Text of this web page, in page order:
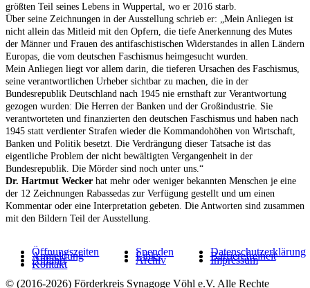
größten Teil seines Lebens in Wuppertal, wo er 2016 starb.
Über seine Zeichnungen in der Ausstellung schrieb er: „Mein Anliegen ist
nicht allein das Mitleid mit den Opfern, die tiefe Anerkennung des Mutes
der Männer und Frauen des antifaschistischen Widerstandes in allen Ländern
Europas, die vom deutschen Faschismus heimgesucht wurden.
Mein Anliegen liegt vor allem darin, die tieferen Ursachen des Faschismus,
seine verantwortlichen Urheber sichtbar zu machen, die in der
Bundesrepublik Deutschland nach 1945 nie ernsthaft zur Verantwortung
gezogen wurden: Die Herren der Banken und der Großindustrie. Sie
verantworteten und finanzierten den deutschen Faschismus und haben nach
1945 statt verdienter Strafen wieder die Kommandohöhen von Wirtschaft,
Banken und Politik besetzt. Die Verdrängung dieser Tatsache ist das
eigentliche Problem der nicht bewältigten Vergangenheit in der
Bundesrepublik. Die Mörder sind noch unter uns.“
Dr. Hartmut Wecker hat mehr oder weniger bekannten Menschen je eine
der 12 Zeichnungen Rabassedas zur Verfügung gestellt und um einen
Kommentar oder eine Interpretation gebeten. Die Antworten sind zusammen
mit den Bildern Teil der Ausstellung.
Öffnungszeiten
Anmeldung
Anfahrt
Kontakt
Spenden
Links
Archiv
Datenschutzerklärung
Barrierefreiheit
Impressum
© (2016-2026) Förderkreis Synagoge Vöhl e.V. Alle Rechte